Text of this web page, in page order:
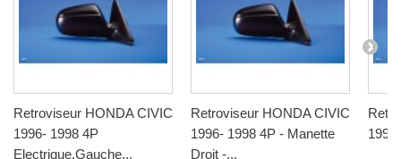
Retroviseur HONDA CIVIC
1996- 1998 4P
Electrique.Gauche...
Retroviseur HONDA CIVIC
1996- 1998 4P - Manette
Droit -...